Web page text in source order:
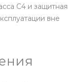
C4 и защитная
вне